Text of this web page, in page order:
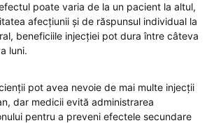
poate varia de la un pacient la altul,
afecțiunii și de răspunsul individual la
beneficiile injecției pot dura între câteva
luni.
pot avea nevoie de mai multe injecții
dar medicii evită administrarea
pentru a preveni efectele secundare